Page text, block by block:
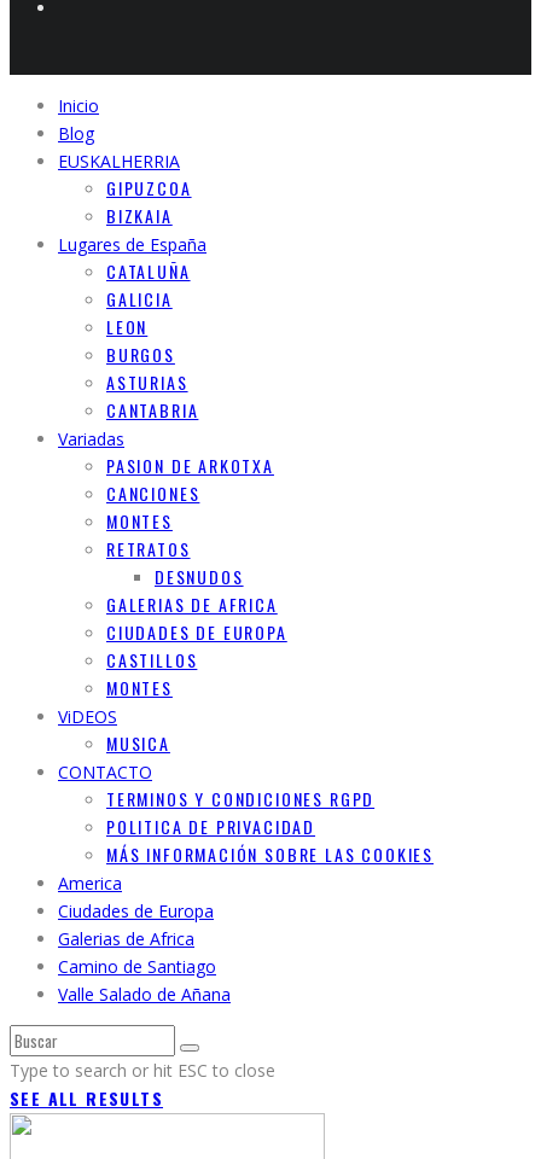
Inicio
Blog
EUSKALHERRIA
GIPUZCOA
BIZKAIA
Lugares de España
CATALUÑA
GALICIA
LEON
BURGOS
ASTURIAS
CANTABRIA
Variadas
PASION DE ARKOTXA
CANCIONES
MONTES
RETRATOS
DESNUDOS
GALERIAS DE AFRICA
CIUDADES DE EUROPA
CASTILLOS
MONTES
ViDEOS
MUSICA
CONTACTO
TERMINOS Y CONDICIONES RGPD
POLITICA DE PRIVACIDAD
MÁS INFORMACIÓN SOBRE LAS COOKIES
America
Ciudades de Europa
Galerias de Africa
Camino de Santiago
Valle Salado de Añana
Type to search or hit ESC to close
SEE ALL RESULTS